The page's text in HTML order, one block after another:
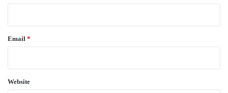
Email *
Website